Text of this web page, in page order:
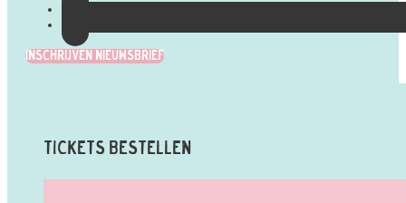
Inschrijven Nieuwsbrief
Tickets Bestellen